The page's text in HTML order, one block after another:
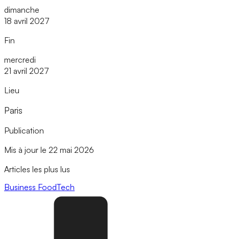
dimanche
18 avril 2027
Fin
mercredi
21 avril 2027
Lieu
Paris
Publication
Mis à jour le 22 mai 2026
Articles les plus lus
Business FoodTech